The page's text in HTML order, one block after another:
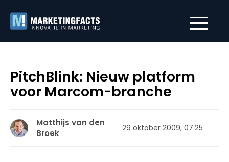
PitchBlink: Nieuw platform
voor Marcom-branche
Matthijs van den
Broek
29 oktober 2009, 07:25